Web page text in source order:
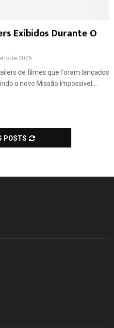
Exibidos Durante O
de 2025
de filmes que foram lançados
o novo Missão Impossível....
POSTS